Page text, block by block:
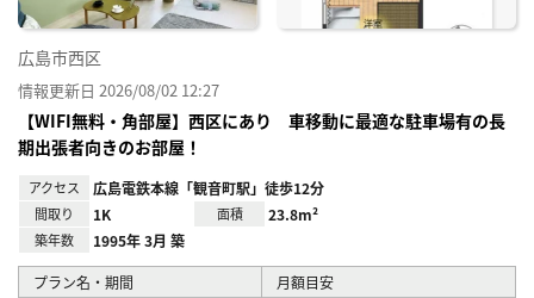
広島市西区
情報更新日 2026/08/02 12:27
【WIFI無料・角部屋】西区にあり 車移動に最適な駐車場有の長
期出張者向きのお部屋！
アクセス 広島電鉄本線「観音町駅」徒歩12分
間取り 1K 面積 23.8m²
築年数 1995年 3月 築
プラン名・期間 月額目安